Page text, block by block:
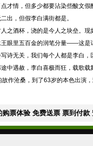
才情，但多少都要沾染些酸文假
出，但假李白满街都是。
之酒杯，浇的是今人之块垒。
眼里五百金的润笔分量——这是
诗无关，我们每个人都是李白，
中遇赦，李白喜极而狂，载歌
故作沧桑，到了63岁的本色出演
购票体验 免费送票 票到付款